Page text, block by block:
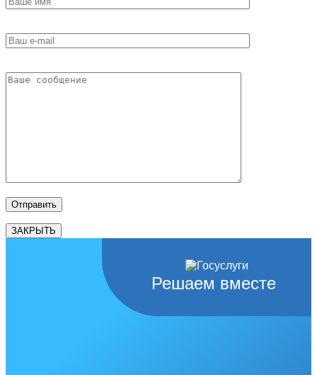
ЗАКРЫТЬ
Решаем вместе